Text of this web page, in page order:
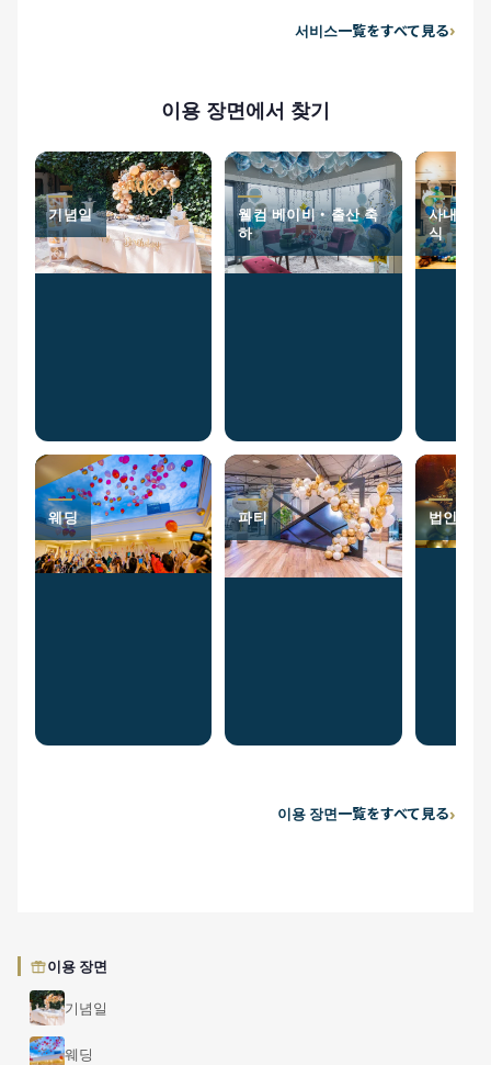
이용 장면
기념일
웨딩
서비스一覧をすべて見る
이용 장면에서 찾기
기념일
웨딩
웰컴 베이비・출산 축
하
파티
사내 이
식
법인 축
이용 장면一覧をすべて見る